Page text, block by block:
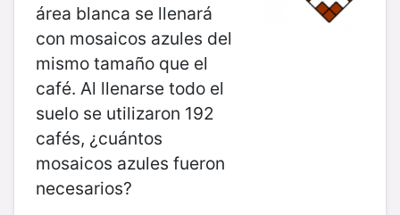
área blanca se llenará
con mosaicos azules del
mismo tamaño que el
café. Al llenarse todo el
suelo se utilizaron 192
cafés, ¿cuántos
mosaicos azules fueron
necesarios?